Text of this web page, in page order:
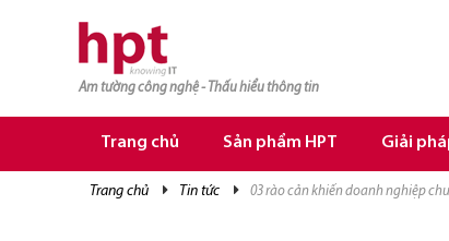
Am tường công nghệ - Thấu hiểu thông tin
Trang chủ Sản phẩm HPT Giải
trang chủ tin tức 03 rào cản khiến doanh nghiệp
TRANG CHỦ
TRANG CHỦ